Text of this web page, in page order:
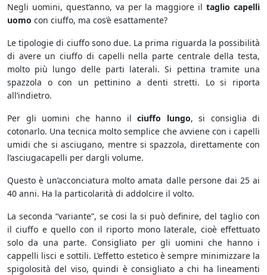
Negli uomini, quest’anno, va per la maggiore iltaglio capelli
uomo con ciuffo, ma cos’è esattamente?
Le tipologie di ciuffo sono due. La prima riguarda la possibilità
di avere un ciuffo di capelli nella parte centrale della testa,
molto più lungo delle parti laterali. Si pettina tramite una
spazzola o con un pettinino a denti stretti. Lo si riporta
all’indietro.
Per gli uomini che hanno il ciuffo lungo, si consiglia di
cotonarlo. Una tecnica molto semplice che avviene con i capelli
umidi che si asciugano, mentre si spazzola, direttamente con
l’asciugacapelli per dargli volume.
Questo è un’acconciatura molto amata dalle persone dai 25 ai
40 anni. Ha la particolarità di addolcire il volto.
La seconda “variante”, se cosi la si può definire, del taglio con
il ciuffo e quello con il riporto mono laterale, cioè effettuato
solo da una parte. Consigliato per gli uomini che hanno i
cappelli lisci e sottili. L’effetto estetico è sempre minimizzare la
spigolosità del viso, quindi è consigliato a chi ha lineamenti